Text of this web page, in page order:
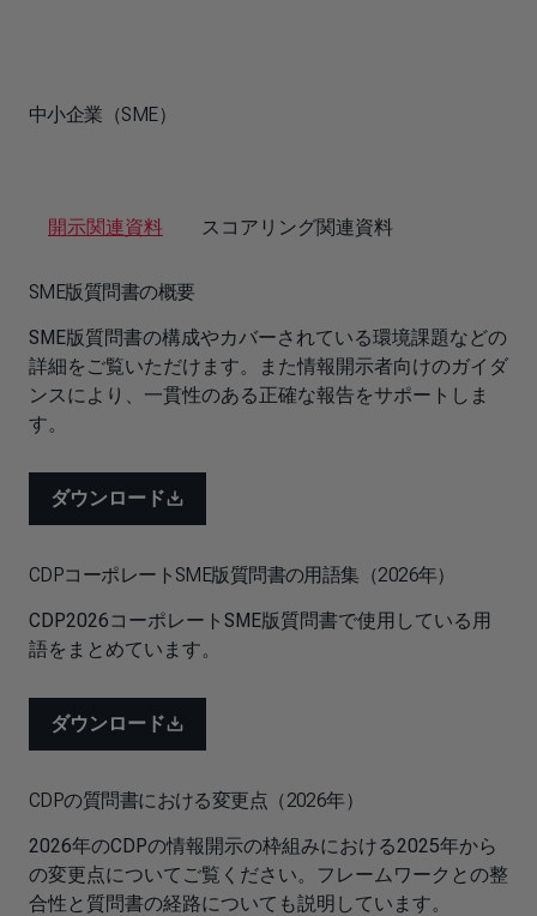
中小企業（SME）
開示関連資料 スコアリング関連資料
SME版質問書の概要
SME版質問書の構成やカバーされている環境課題などの
詳細をご覧いただけます。また情報開示者向けのガイダ
ンスにより、一貫性のある正確な報告をサポートしま
す。
ダウンロード
CDPコーポレートSME版質問書の用語集（2026年）
CDP2026コーポレートSME版質問書で使用している用
語をまとめています。
ダウンロード
CDPの質問書における変更点（2026年）
2026年のCDPの情報開示の枠組みにおける2025年から
の変更点についてご覧ください。フレームワークとの整
合性と質問書の経路についても説明しています。